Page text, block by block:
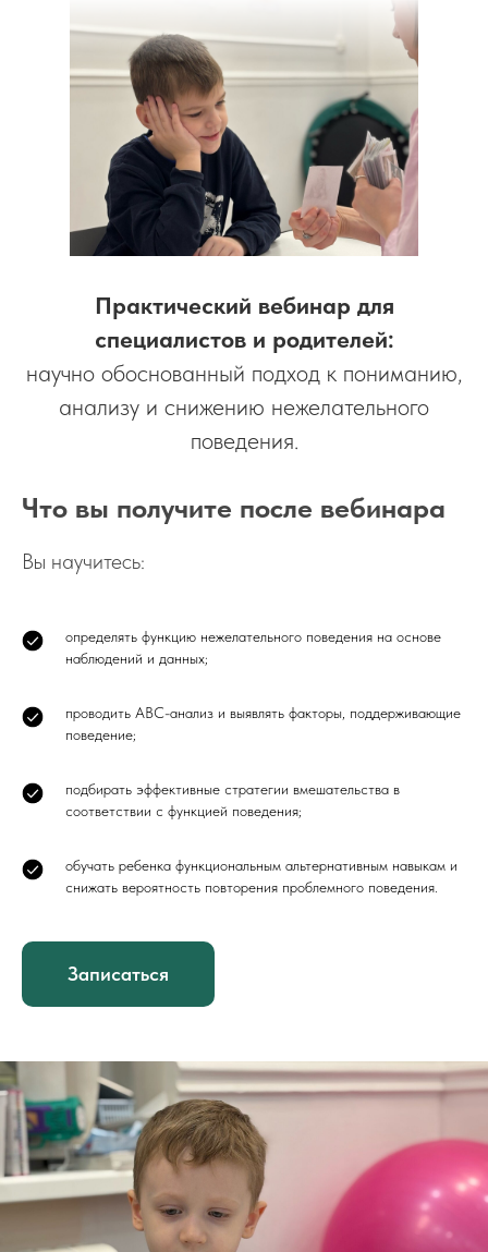
Практический вебинар для
специалистов и родителей:
научно обоснованный подход к пониманию,
анализу и снижению нежелательного
поведения.
Что вы получите после вебинара
Вы научитесь:
определять функцию нежелательного поведения на основе
наблюдений и данных;
проводить ABC-анализ и выявлять факторы, поддерживающие
поведение;
подбирать эффективные стратегии вмешательства в
соответствии с функцией поведения;
обучать ребенка функциональным альтернативным навыкам и
снижать вероятность повторения проблемного поведения.
Записаться